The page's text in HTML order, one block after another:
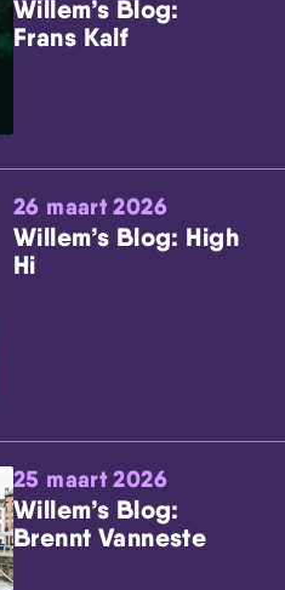
Willem’s Blog:
Frans Kalf
26 maart 2026
Willem’s Blog: High
Hi
25 maart 2026
Willem’s Blog:
Brennt Vanneste